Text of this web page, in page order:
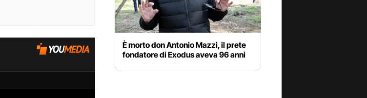
È morto don Antonio Mazzi, il prete
fondatore di Exodus aveva 96 anni